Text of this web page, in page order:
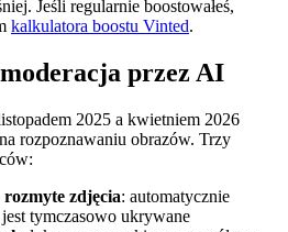
Jeśli regularnie boostowałeś,
kalkulatora boostu Vinted.
przez AI
2025 a kwietniem 2026
rozpoznawaniu obrazów. Trzy
rozmyte zdjęcia: automatycznie
jest tymczasowo ukrywane